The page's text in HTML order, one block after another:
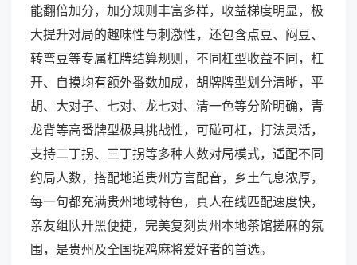
能翻倍加分，加分规则丰富多样，收益梯度明显，极
大提升对局的趣味性与刺激性，还包含点豆、闷豆、
转弯豆等专属杠牌结算规则，不同杠型收益不同，杠
开、自摸均有额外番数加成，胡牌牌型划分清晰，平
胡、大对子、七对、龙七对、清一色等分阶明确，青
龙背等高番牌型极具挑战性，可碰可杠，打法灵活，
支持二丁拐、三丁拐等多种人数对局模式，适配不同
约局人数，搭配地道贵州方言配音，乡土气息浓厚，
每一句都充满贵州地域特色，真人在线匹配速度快，
亲友组队开黑便捷，完美复刻贵州本地茶馆搓麻的氛
围，是贵州及全国捉鸡麻将爱好者的首选。